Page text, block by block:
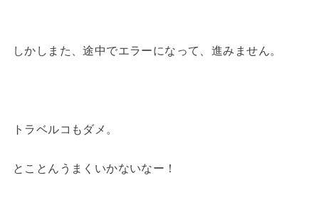
しかしまた、途中でエラーになって、進みません。
トラベルコもダメ。
とことんうまくいかないなー！